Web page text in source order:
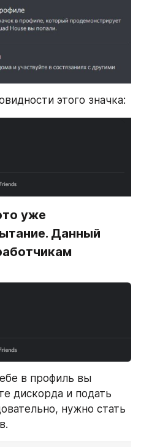
этого значка:
уже
Данный
в профиль вы
дискорда и подать
нужно стать